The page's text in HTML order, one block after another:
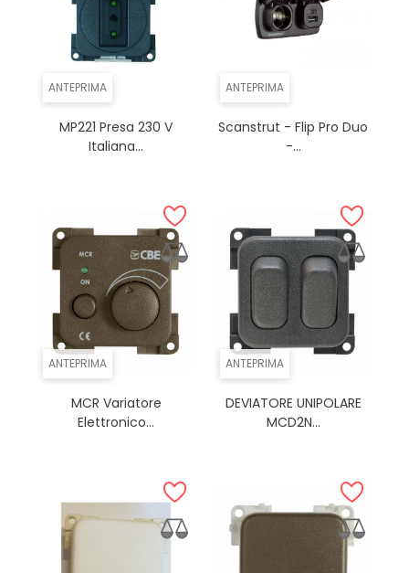
ANTEPRIMA
MP221 Presa 230 V
Italiana...
ANTEPRIMA
Scanstrut - Flip Pro Duo
-...
ANTEPRIMA
MCR Variatore
Elettronico...
ANTEPRIMA
DEVIATORE UNIPOLARE
MCD2N...